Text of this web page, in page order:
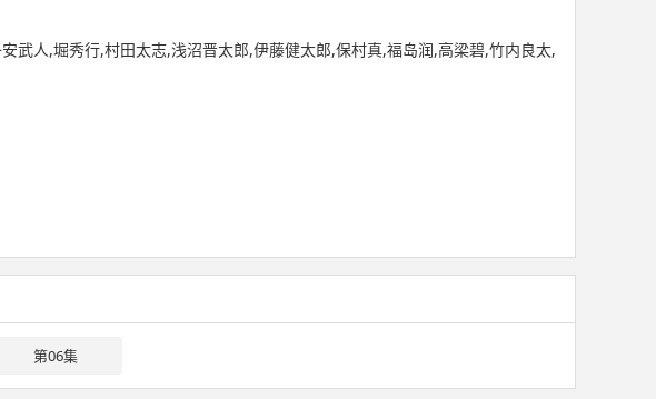
武人,堀秀行,村田太志,浅沼晋太郎,伊藤健太郎,保村真,福岛润,高梁碧,竹内良太,
第06集